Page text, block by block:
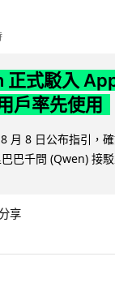
正式駁入
戶率先使用
月 8 日公布指引，
巴千問 (Qwen) 接
享